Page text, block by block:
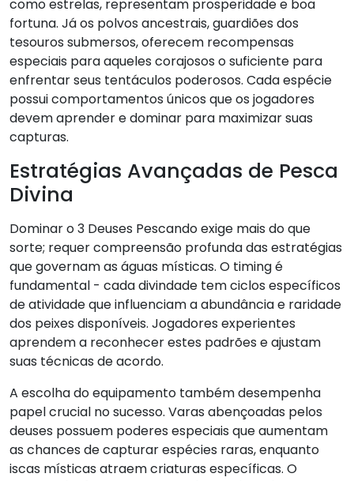
como estrelas, representam prosperidade e boa
fortuna. Já os polvos ancestrais, guardiões dos
tesouros submersos, oferecem recompensas
especiais para aqueles corajosos o suficiente para
enfrentar seus tentáculos poderosos. Cada espécie
possui comportamentos únicos que os jogadores
devem aprender e dominar para maximizar suas
capturas.
Estratégias Avançadas de Pesca
Divina
Dominar o 3 Deuses Pescando exige mais do que
sorte; requer compreensão profunda das estratégias
que governam as águas místicas. O timing é
fundamental - cada divindade tem ciclos específicos
de atividade que influenciam a abundância e raridade
dos peixes disponíveis. Jogadores experientes
aprendem a reconhecer estes padrões e ajustam
suas técnicas de acordo.
A escolha do equipamento também desempenha
papel crucial no sucesso. Varas abençoadas pelos
deuses possuem poderes especiais que aumentam
as chances de capturar espécies raras, enquanto
iscas místicas atraem criaturas específicas. O